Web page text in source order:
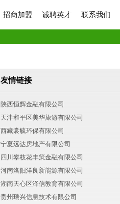
招商加盟 诚聘英才 联系我们
友情链接
陕西恒辉金融有限公司
天津和平区美华旅游有限公司
西藏裳毓环保有限公司
宁夏远达房地产有限公司
四川攀枝花丰策金融有限公司
河南洛阳洋良新能源有限公司
湖南天心区泽信教育有限公司
贵州瑞兴信息技术有限公司